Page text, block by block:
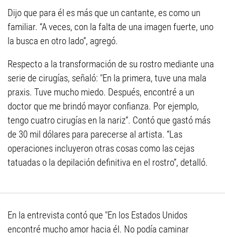
Dijo que para él es más que un cantante, es como un
familiar. “A veces, con la falta de una imagen fuerte, uno
la busca en otro lado”, agregó.
Respecto a la transformación de su rostro mediante una
serie de cirugías, señaló: "En la primera, tuve una mala
praxis. Tuve mucho miedo. Después, encontré a un
doctor que me brindó mayor confianza. Por ejemplo,
tengo cuatro cirugías en la nariz”. Contó que gastó más
de 30 mil dólares para parecerse al artista. “Las
operaciones incluyeron otras cosas como las cejas
tatuadas o la depilación definitiva en el rostro”, detalló.
En la entrevista contó que "En los Estados Unidos
encontré mucho amor hacia él. No podía caminar